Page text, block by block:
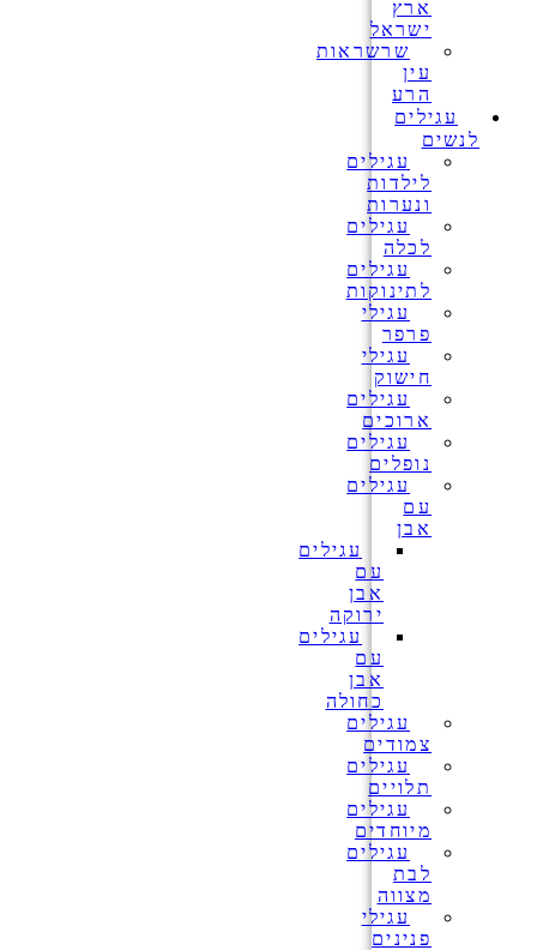
ארץ
ישראל
שרשראות
עין
הרע
עגילים
לנשים
עגילים
לילדות
ונערות
עגילים
לכלה
עגילים
לתינוקות
עגילי
פרפר
עגילי
חישוק
עגילים
ארוכים
עגילים
נופלים
עגילים
עם
אבן
עגילים
עם
אבן
ירוקה
עגילים
עם
אבן
כחולה
עגילים
צמודים
עגילים
תלויים
עגילים
מיוחדים
עגילים
לבת
מצווה
עגילי
פנינים